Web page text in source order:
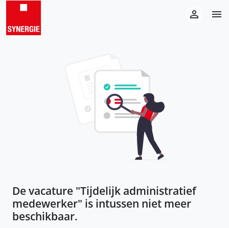
De vacature "Tijdelijk administratief
medewerker" is intussen niet meer
beschikbaar.